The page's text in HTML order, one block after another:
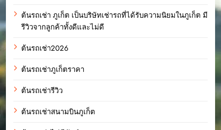
ต้นรถเช่า ภูเก็ต เป็นบริษัทเช่ารถที่ได้รับความนิยมในภูเก็ต มี
รีวิวจากลูกค้าทั้งดีและไม่ดี
ต้นรถเช่า2026
ต้นรถเช่าภูเก็ตราคา
ต้นรถเช่ารีวิว
ต้นรถเช่าสนามบินภูเก็ต